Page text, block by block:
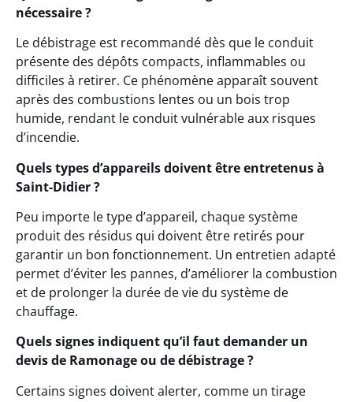
nécessaire ?
Le débistrage est recommandé dès que le conduit
présente des dépôts compacts, inflammables ou
difficiles à retirer. Ce phénomène apparaît souvent
après des combustions lentes ou un bois trop
humide, rendant le conduit vulnérable aux risques
d’incendie.
Quels types d’appareils doivent être entretenus à
Saint-Didier ?
Peu importe le type d’appareil, chaque système
produit des résidus qui doivent être retirés pour
garantir un bon fonctionnement. Un entretien adapté
permet d’éviter les pannes, d’améliorer la combustion
et de prolonger la durée de vie du système de
chauffage.
Quels signes indiquent qu’il faut demander un
devis de Ramonage ou de débistrage ?
Certains signes doivent alerter, comme un tirage